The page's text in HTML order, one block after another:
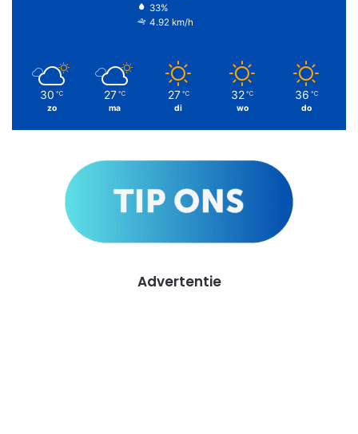
33%
4.92 km/h
30 ℃
zo
27 ℃
ma
27 ℃
di
32 ℃
wo
36 ℃
do
Advertentie